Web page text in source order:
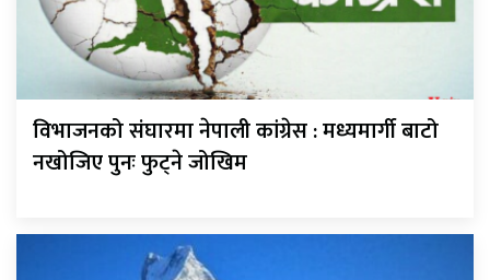
विभाजनको संघारमा नेपाली कांग्रेस : मध्यमार्गी बाटो
नखोजिए पुनः फुट्ने जोखिम